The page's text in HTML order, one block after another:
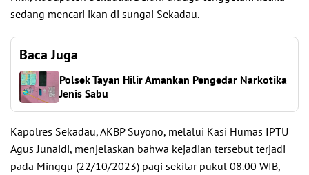
sedang mencari ikan di sungai Sekadau.
Baca Juga
Polsek Tayan Hilir Amankan Pengedar Narkotika
Jenis Sabu
Kapolres Sekadau, AKBP Suyono, melalui Kasi Humas IPTU
Agus Junaidi, menjelaskan bahwa kejadian tersebut terjadi
pada Minggu (22/10/2023) pagi sekitar pukul 08.00 WIB,